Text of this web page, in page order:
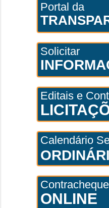
Portal da
Solicitar
Editais e
Calendário
Contracheque
ONLINE